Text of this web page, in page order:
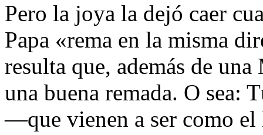
Pero la joya la dejó caer
Papa «rema en la misma
resulta que, además de
una buena remada. O sea:
―que vienen a ser como